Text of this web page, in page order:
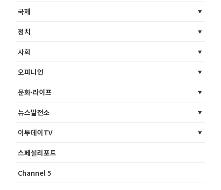
국제
정치
사회
오피니언
문화·라이프
뉴스발전소
이투데이TV
스페셜리포트
Channel 5